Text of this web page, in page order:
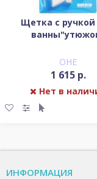
Щетка с
OHE
1 615 р.
Нет в
ИНФОРМАЦИЯ